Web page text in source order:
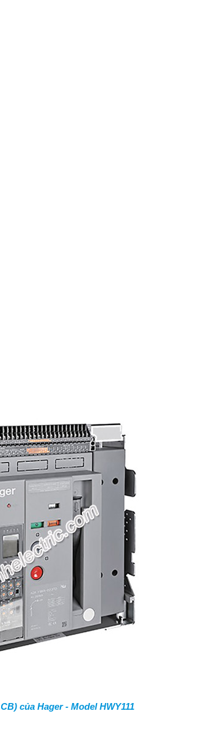
của Hager - Model HWY111